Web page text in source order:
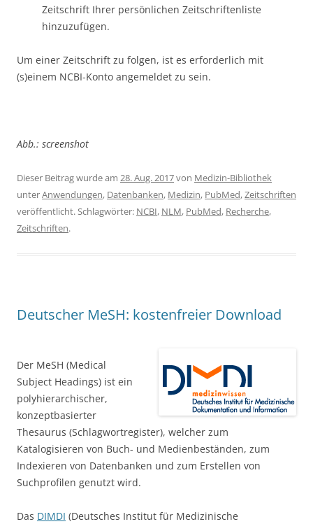
Zeitschrift Ihrer persönlichen Zeitschriftenliste
hinzuzufügen.
Um einer Zeitschrift zu folgen, ist es erforderlich mit
(s)einem NCBI-Konto angemeldet zu sein.
Abb.: screenshot
Dieser Beitrag wurde am 28. Aug. 2017von Medizin-Bibliothek
unterAnwendungen, Datenbanken, Medizin, PubMed,Zeitschriften
veröffentlicht. Schlagwörter: NCBI, NLM, PubMed, Recherche,
Zeitschriften.
Deutscher MeSH: kostenfreier Download
Der MeSH (Medical
Subject Headings) ist ein
polyhierarchischer,
konzeptbasierter
Thesaurus (Schlagwortregister), welcher zum
Katalogisieren von Buch- und Medienbeständen, zum
Indexieren von Datenbanken und zum Erstellen von
Suchprofilen genutzt wird.
Das DIMDI (Deutsches Institut für Medizinische